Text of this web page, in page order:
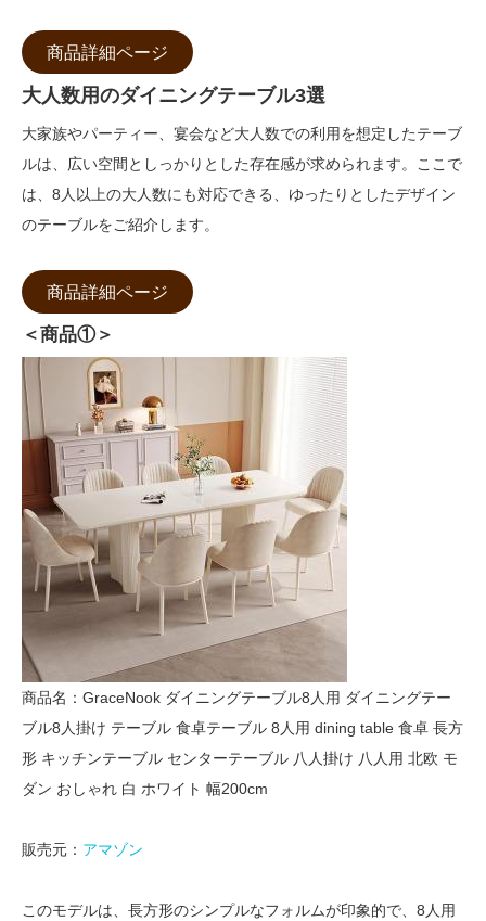
商品詳細ページ
大人数用のダイニングテーブル3選
大家族やパーティー、宴会など大人数での利用を想定したテーブ
ルは、広い空間としっかりとした存在感が求められます。ここで
は、8人以上の大人数にも対応できる、ゆったりとしたデザイン
のテーブルをご紹介します。
商品詳細ページ
＜商品①＞
商品名：GraceNook ダイニングテーブル8人用 ダイニングテー
ブル8人掛け テーブル 食卓テーブル 8人用 dining table 食卓 長方
形 キッチンテーブル センターテーブル 八人掛け 八人用 北欧 モ
ダン おしゃれ 白 ホワイト 幅200cm
販売元： アマゾン
このモデルは、長方形のシンプルなフォルムが印象的で、8人用